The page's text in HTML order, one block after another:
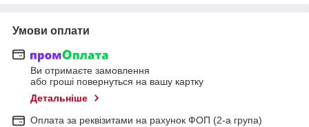
Умови оплати
Ви отримаєте замовлення
або гроші повернуться на вашу картку
Детальніше
Оплата за реквізитами на рахунок ФОП (2-а група)